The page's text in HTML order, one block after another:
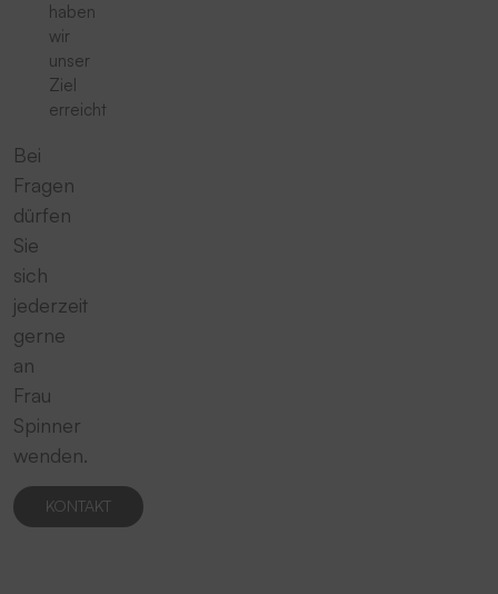
haben
wir
unser
Ziel
erreicht
Bei
Fragen
dürfen
Sie
sich
jederzeit
gerne
an
Frau
Spinner
wenden.
KONTAKT